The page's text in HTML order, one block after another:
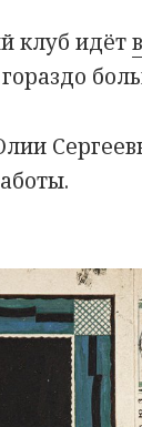
клуб идёт